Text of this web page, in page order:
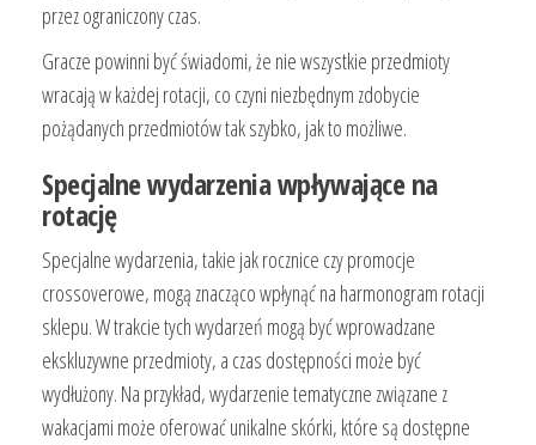
przez ograniczony czas.
Gracze powinni być świadomi, że nie wszystkie przedmioty
wracają w każdej rotacji, co czyni niezbędnym zdobycie
pożądanych przedmiotów tak szybko, jak to możliwe.
Specjalne wydarzenia wpływające na
rotację
Specjalne wydarzenia, takie jak rocznice czy promocje
crossoverowe, mogą znacząco wpłynąć na harmonogram rotacji
sklepu. W trakcie tych wydarzeń mogą być wprowadzane
ekskluzywne przedmioty, a czas dostępności może być
wydłużony. Na przykład, wydarzenie tematyczne związane z
wakacjami może oferować unikalne skórki, które są dostępne